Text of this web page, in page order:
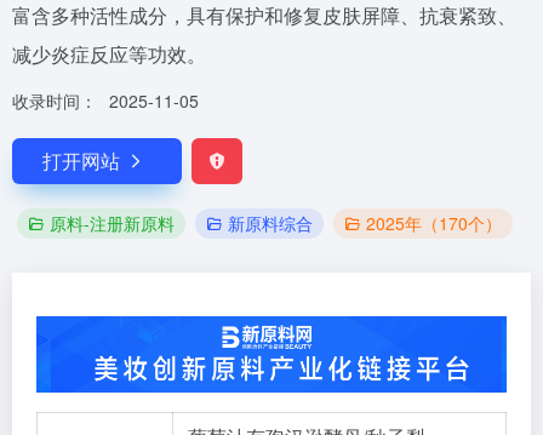
富含多种活性成分，具有保护和修复皮肤屏障、抗衰紧致、
减少炎症反应等功效。
收录时间： 2025-11-05
打开网站
原料-注册新原料 新原料综合 2025年（170个）